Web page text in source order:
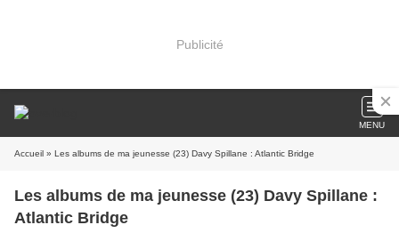
Publicité
MENU
Accueil » Les albums de ma jeunesse (23) Davy Spillane : Atlantic Bridge
Les albums de ma jeunesse (23) Davy Spillane :
Atlantic Bridge